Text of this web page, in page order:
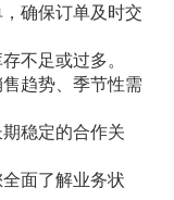
确保订单及时交
不足或过多。
趋势、季节性需
稳定的合作关
面了解业务状